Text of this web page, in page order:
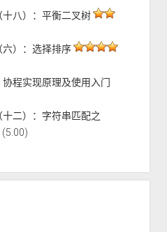
八）：平衡二叉树
）：选择排序
程实现原理及使用入门
二）：字符串匹配之
(5.00)